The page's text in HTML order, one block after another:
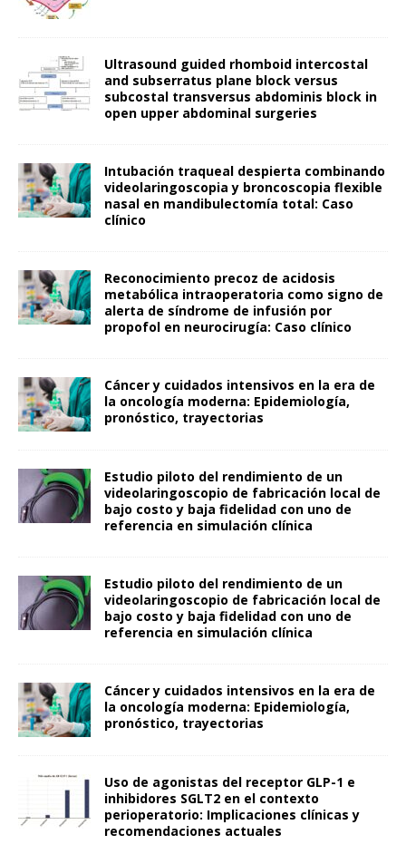
Ultrasound guided rhomboid intercostal
and subserratus plane block versus
subcostal transversus abdominis block in
open upper abdominal surgeries
Intubación traqueal despierta combinando
videolaringoscopia y broncoscopia flexible
nasal en mandibulectomía total: Caso
clínico
Reconocimiento precoz de acidosis
metabólica intraoperatoria como signo de
alerta de síndrome de infusión por
propofol en neurocirugía: Caso clínico
Cáncer y cuidados intensivos en la era de
la oncología moderna: Epidemiología,
pronóstico, trayectorias
Estudio piloto del rendimiento de un
videolaringoscopio de fabricación local de
bajo costo y baja fidelidad con uno de
referencia en simulación clínica
Estudio piloto del rendimiento de un
videolaringoscopio de fabricación local de
bajo costo y baja fidelidad con uno de
referencia en simulación clínica
Cáncer y cuidados intensivos en la era de
la oncología moderna: Epidemiología,
pronóstico, trayectorias
Uso de agonistas del receptor GLP-1 e
inhibidores SGLT2 en el contexto
perioperatorio: Implicaciones clínicas y
recomendaciones actuales